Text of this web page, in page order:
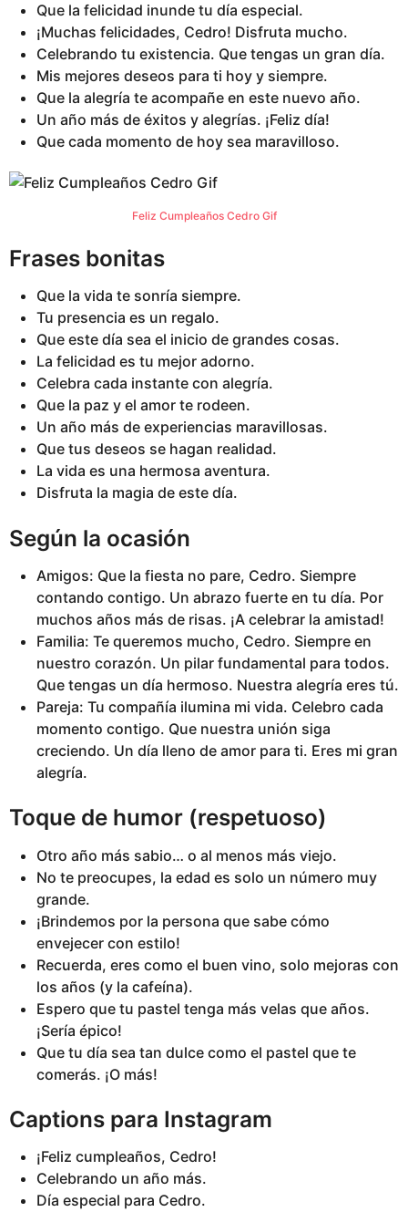
Que la felicidad inunde tu día especial.
¡Muchas felicidades, Cedro! Disfruta mucho.
Celebrando tu existencia. Que tengas un gran día.
Mis mejores deseos para ti hoy y siempre.
Que la alegría te acompañe en este nuevo año.
Un año más de éxitos y alegrías. ¡Feliz día!
Que cada momento de hoy sea maravilloso.
Feliz Cumpleaños Cedro Gif
Frases bonitas
Que la vida te sonría siempre.
Tu presencia es un regalo.
Que este día sea el inicio de grandes cosas.
La felicidad es tu mejor adorno.
Celebra cada instante con alegría.
Que la paz y el amor te rodeen.
Un año más de experiencias maravillosas.
Que tus deseos se hagan realidad.
La vida es una hermosa aventura.
Disfruta la magia de este día.
Según la ocasión
Amigos: Que la fiesta no pare, Cedro. Siempre
contando contigo. Un abrazo fuerte en tu día. Por
muchos años más de risas. ¡A celebrar la amistad!
Familia: Te queremos mucho, Cedro. Siempre en
nuestro corazón. Un pilar fundamental para todos.
Que tengas un día hermoso. Nuestra alegría eres tú.
Pareja: Tu compañía ilumina mi vida. Celebro cada
momento contigo. Que nuestra unión siga
creciendo. Un día lleno de amor para ti. Eres mi gran
alegría.
Toque de humor (respetuoso)
Otro año más sabio… o al menos más viejo.
No te preocupes, la edad es solo un número muy
grande.
¡Brindemos por la persona que sabe cómo
envejecer con estilo!
Recuerda, eres como el buen vino, solo mejoras con
los años (y la cafeína).
Espero que tu pastel tenga más velas que años.
¡Sería épico!
Que tu día sea tan dulce como el pastel que te
comerás. ¡O más!
Captions para Instagram
¡Feliz cumpleaños, Cedro!
Celebrando un año más.
Día especial para Cedro.